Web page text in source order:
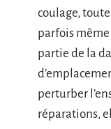
coulage,
parfois même
partie de la
perturber
réparations,